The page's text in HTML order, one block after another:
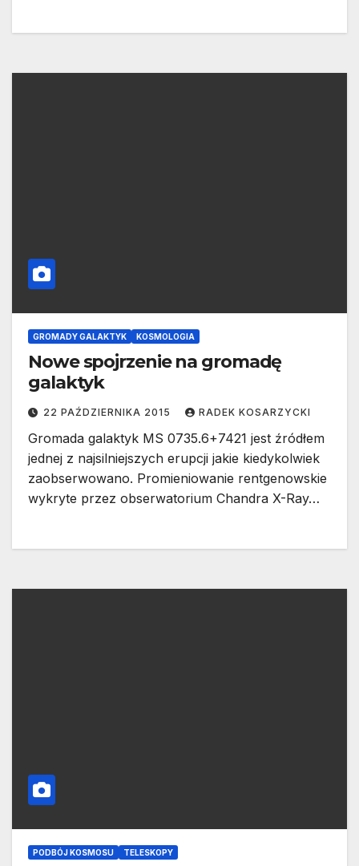
GROMADY GALAKTYK KOSMOLOGIA
Nowe spojrzenie na gromadę
galaktyk
22 PAŹDZIERNIKA 2015 RADEK KOSARZYCKI
Gromada galaktyk MS 0735.6+7421 jest źródłem
jednej z najsilniejszych erupcji jakie kiedykolwiek
zaobserwowano. Promieniowanie rentgenowskie
wykryte przez obserwatorium Chandra X-Ray…
PODBÓJ KOSMOSU TELESKOPY